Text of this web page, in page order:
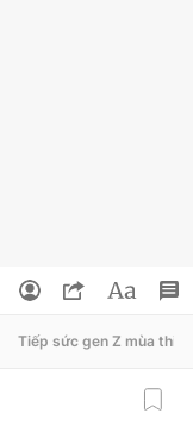
Tiếp sức gen Z mùa thi